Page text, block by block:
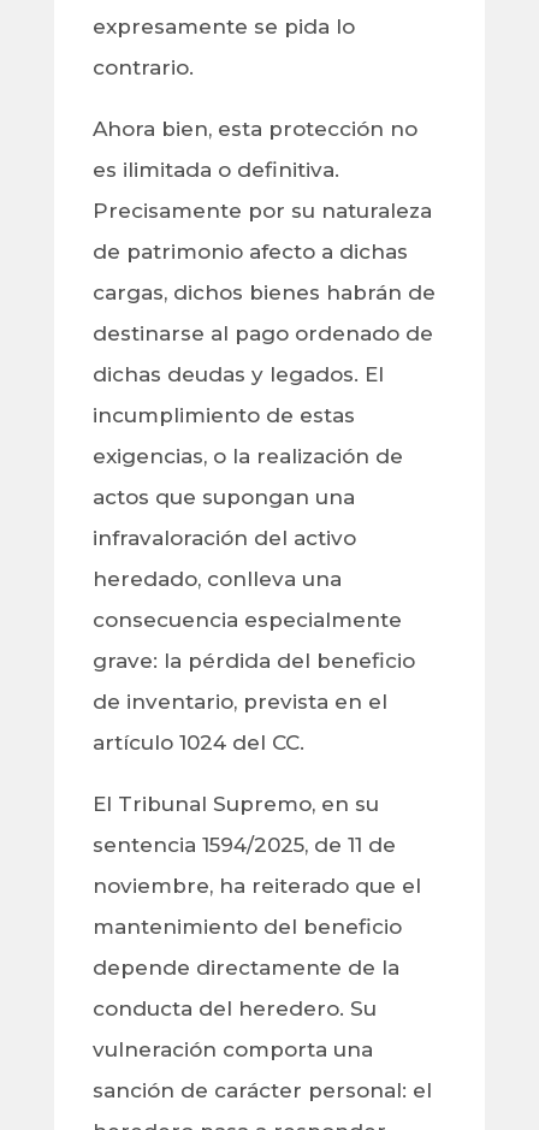
expresamente se pida lo
contrario.
Ahora bien, esta protección no
es ilimitada o definitiva.
Precisamente por su naturaleza
de patrimonio afecto a dichas
cargas, dichos bienes habrán de
destinarse al pago ordenado de
dichas deudas y legados. El
incumplimiento de estas
exigencias, o la realización de
actos que supongan una
infravaloración del activo
heredado, conlleva una
consecuencia especialmente
grave: la pérdida del beneficio
de inventario, prevista en el
artículo 1024 del CC.
El Tribunal Supremo, en su
sentencia 1594/2025, de 11 de
noviembre, ha reiterado que el
mantenimiento del beneficio
depende directamente de la
conducta del heredero. Su
vulneración comporta una
sanción de carácter personal: el